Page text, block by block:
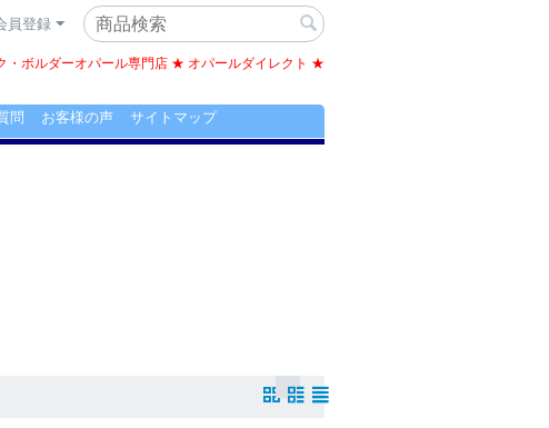
員登録
・ボルダーオパール専門店 ★ オパールダイレクト ★
問 お客様の声 サイトマップ